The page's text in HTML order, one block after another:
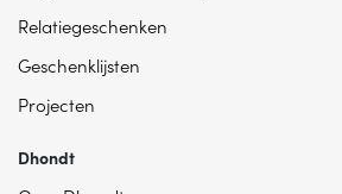
Relatiegeschenken
Geschenklijsten
Projecten
Dhondt